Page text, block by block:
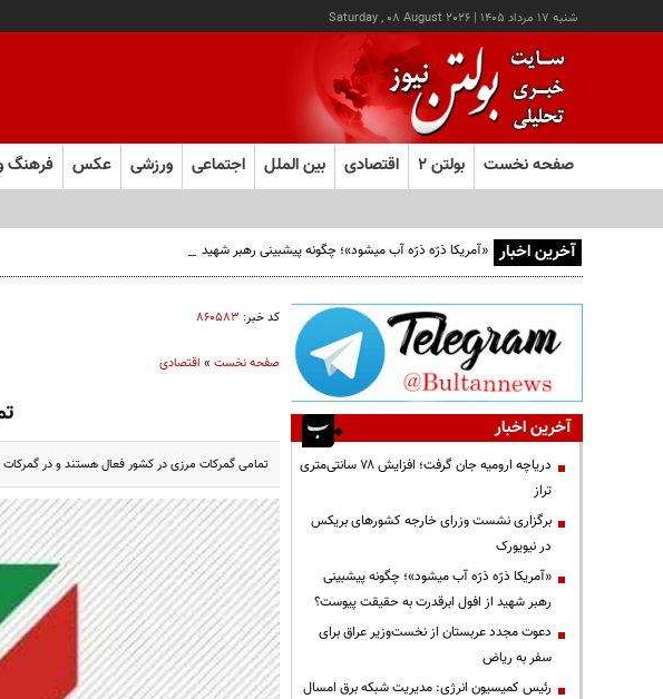
شنبه ۱۷ مرداد ۱۴۰۵ |
Saturday , 08 August 2026
صفحه نخست بولتن ۲ اقتصادی بین الملل اجتماعی ورزشی عکس فرهنگ
آخرین اخبار «آمریکا ذرّه ذرّه آب میشود»؛ چگونه پیشبینی رهبر شهید از افول ابرقدرت به حقیقت پیوست؟
کد خبر: ۸۶۰۵۸۳
صفحه نخست» اقتصادی
تمامی گمرکات مرزی در کشور فعال هستند و در
آخرین اخبار
دریاچه ارومیه جان گرفت؛ افزایش ۷۸ سانتی‌متری
تراز
برگزاری نشست وزرای خارجه کشورهای بریکس
در نیویورک
«آمریکا ذرّه ذرّه آب میشود»؛ چگونه پیشبینی
رهبر شهید از افول ابرقدرت به حقیقت پیوست؟
دعوت مجدد عربستان از نخست‌وزیر عراق برای
سفر به ریاض
رئیس کمیسیون انرژی: مدیریت شبکه برق امسال